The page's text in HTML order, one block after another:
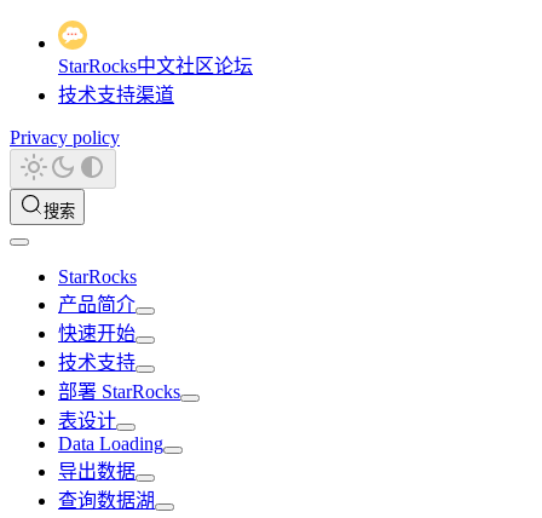
StarRocks中文社区论坛
技术支持渠道
Privacy policy
搜索
StarRocks
产品简介
快速开始
技术支持
部署 StarRocks
表设计
Data Loading
导出数据
查询数据湖